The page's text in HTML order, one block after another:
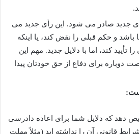
جدید صادر می شود. این رأی جدید می
باشد و حکم قبلی را نقض کند، یا اینکه
تأیید کند، اما با دلایل جدید. مهم این
دوباره برای دفاع از حق خودتان پیدا
دهد که دلایل شما برای اعاده دادرسی
قانونی آن را نداشته اید (مثلاً مهلت